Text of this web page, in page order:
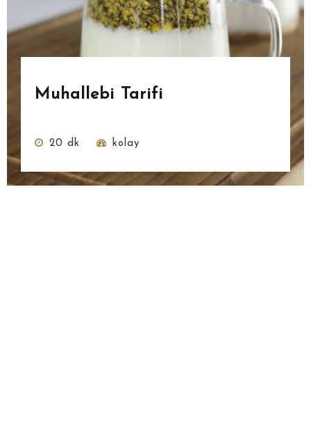
Bugün Ne Pişirsem?
Muhallebi Tarifi
20 dk kolay